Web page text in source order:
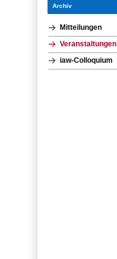
Archiv
Mitteilungen
Veranstaltungen
iaw-Colloquium